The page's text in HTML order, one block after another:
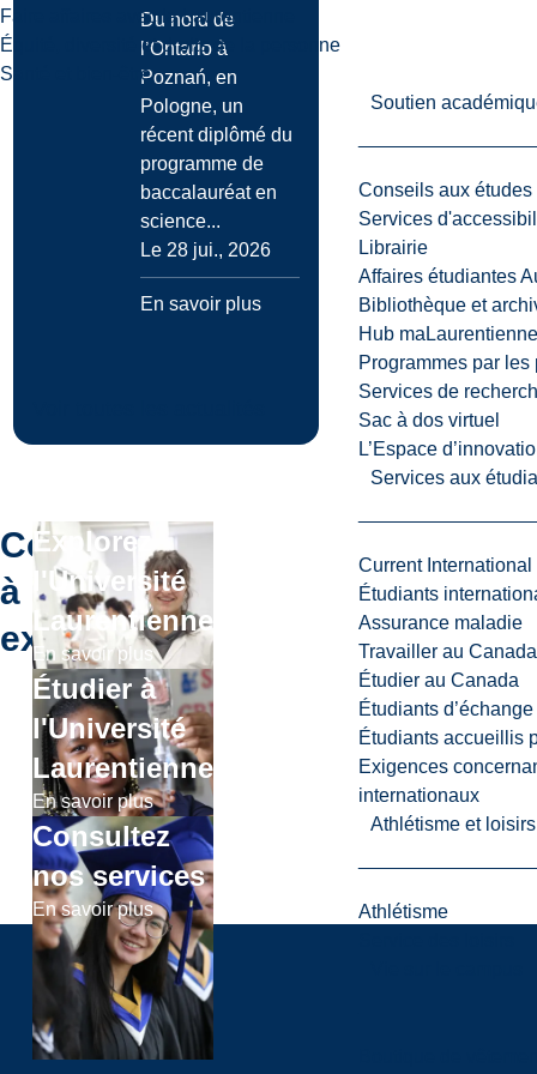
Faire affaires avec la Laurentienne
Équité, diversité et droits de la personne
Santé et bien-être
Soutien
Conseils aux études
Services
Librairie
Affaires étudiantes
Bibliothèque et
Hub maLaurentienne
Programmes par les
Services de
Sac à dos virtuel
L’Espace
Services aux
Current International
Étudiants
Assurance maladie
Travailler au Canada
Étudier au Canada
Étudiants
Étudiants accueillis
Exigences
internationaux
Athlétisme et
Athlétisme
Du nord de
l’Ontario à
Poznań, en
Pologne, un
récent diplômé du
programme de
baccalauréat en
science...
Le 28 jui., 2026
En savoir plus
Continuer
à
explorer
Explorez
l'Université
Laurentienne
En savoir plus
Étudier à
l'Université
Laurentienne
En savoir plus
Consultez
nos services
En savoir plus
1